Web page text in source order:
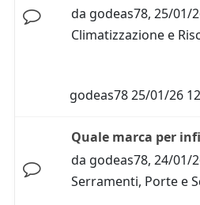
da godeas78, 25/01/
Climatizzazione e
godeas7825/01/26
Quale marca per
da godeas78, 24/01/
Serramenti, Porte e